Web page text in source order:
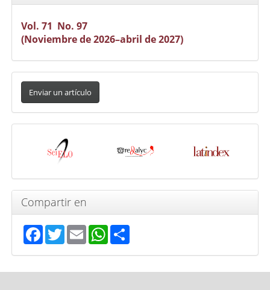
Vol. 71 No. 97
(Noviembre de 2026–abril de 2027)
Enviar
artículo
Enviar un artículo
Indexada
Compartir en
Facebook
TwitterEmailWhatsApp
Share